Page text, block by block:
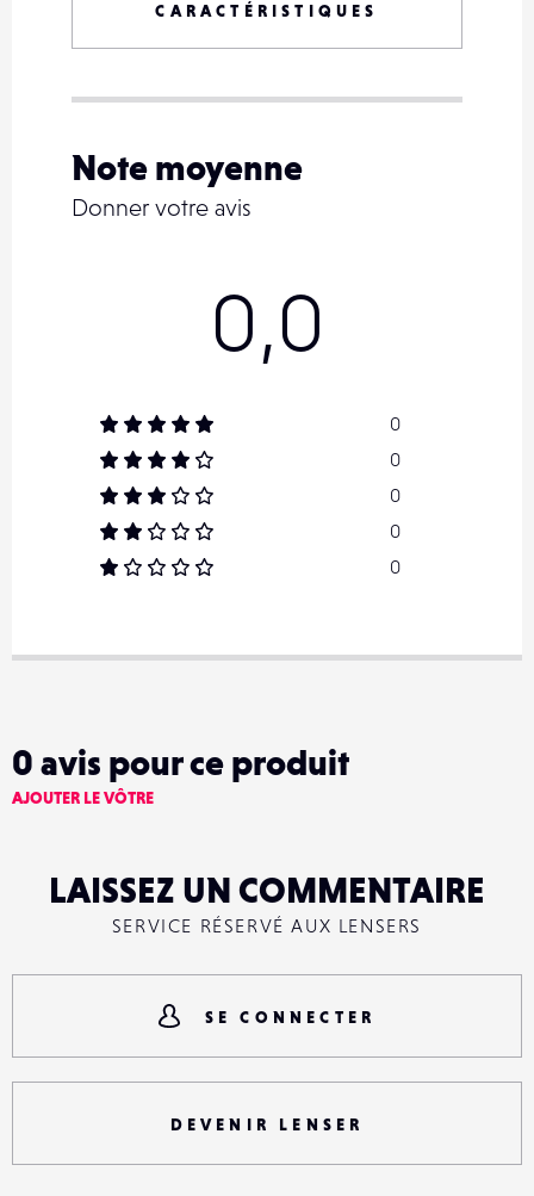
Sensibilité ISO
Batterie / Autonomie
3 600 mAh
CARACTÉRISTIQUES
Note moyenne
Donner votre avis
0,0
0
0
0
0
0
0 avis pour ce produit
AJOUTER LE VÔTRE
LAISSEZ UN COMMENTAIRE
SERVICE RÉSERVÉ AUX LENSERS
SE CONNECTER
DEVENIR LENSER